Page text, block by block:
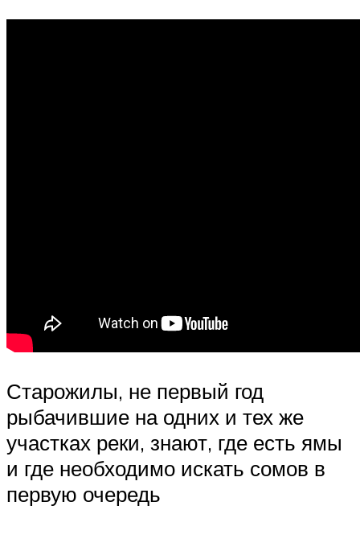
Старожилы, не первый год
рыбачившие на одних и тех же
участках реки, знают, где есть ямы
и где необходимо искать сомов в
первую очередь